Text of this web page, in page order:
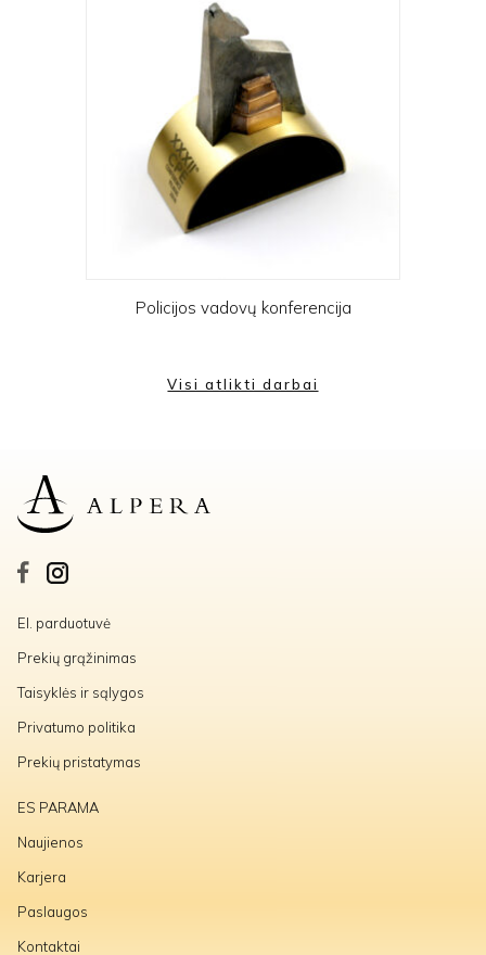
Policijos vadovų konferencija
Visi atlikti darbai
El. parduotuvė
Prekių grąžinimas
Taisyklės ir sąlygos
Privatumo politika
Prekių pristatymas
ES PARAMA
Naujienos
Karjera
Paslaugos
Kontaktai